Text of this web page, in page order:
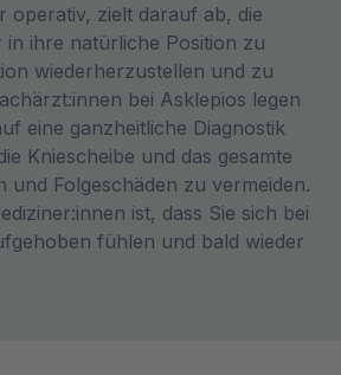
operativ, zielt darauf ab, die
in ihre natürliche Position zu
wiederherzustellen und zu
bei Asklepios legen
eine ganzheitliche Diagnostik
Kniescheibe und das gesamte
und Folgeschäden zu vermeiden.
ist, dass Sie sich bei
fühlen und bald wieder